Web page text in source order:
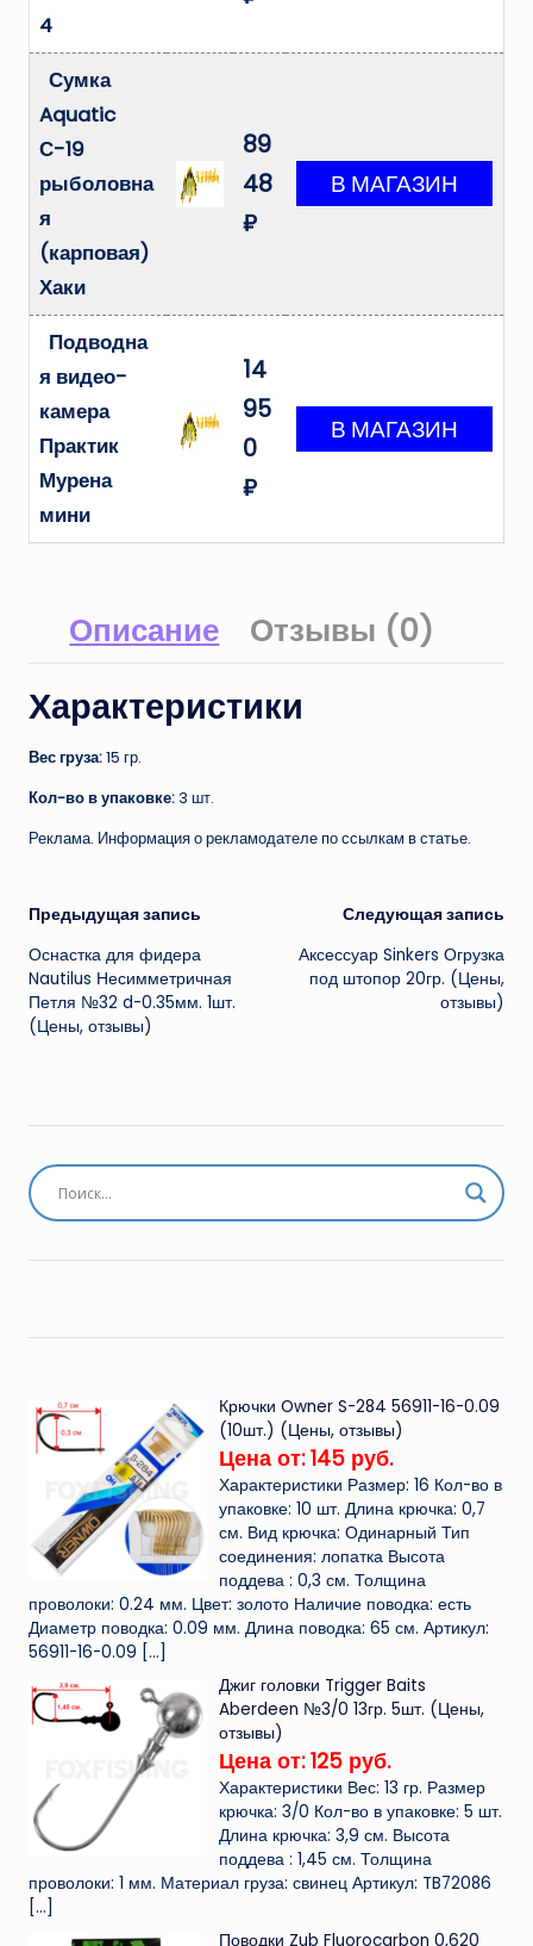
4
Сумка
Aquatic
С-19
рыболовна
я
(карповая)
Хаки
89
48
₽
Подводна
я видео-
камера
Практик
Мурена
мини
14
95
0
₽
Описание Отзывы (0)
Характеристики
Вес груза:15 гр.
Кол-во в упаковке: 3 шт.
Реклама. Информация о рекламодателе по ссылкам в статье.
Навигация
записи
Предыдущая запись
Оснастка для фидера
Nautilus Несимметричная
Петля №32 d-0.35мм. 1шт.
(Цены, отзывы)
Следующая запись
Аксессуар Sinkers Огрузка
под штопор 20гр. (Цены,
отзывы)
Крючки Owner S-284 56911-16-0.09
(10шт.) (Цены, отзывы)
Цена от: 145 руб.
Характеристики Размер: 16 Кол-во в
упаковке: 10 шт. Длина крючка: 0,7
см. Вид крючка: Одинарный Тип
соединения: лопатка Высота
поддева : 0,3 см. Толщина
проволоки: 0.24 мм. Цвет: золото Наличие поводка: есть
Диаметр поводка: 0.09 мм. Длина поводка: 65 см. Артикул:
56911-16-0.09 […]
Джиг головки Trigger Baits
Aberdeen №3/0 13гр. 5шт. (Цены,
отзывы)
Цена от: 125 руб.
Характеристики Вес: 13 гр. Размер
крючка: 3/0 Кол-во в упаковке: 5 шт.
Длина крючка: 3,9 см. Высота
поддева : 1,45 см. Толщина
проволоки: 1 мм. Материал груза: свинец Артикул: TB72086
[…]
Поводки Zub Fluorocarbon 0,620